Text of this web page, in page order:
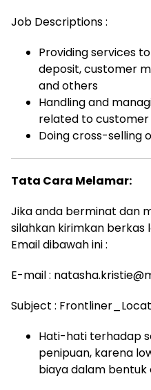
Job Descriptions :
Providing services
deposit, customer
and others
Handling and
related to customer
Doing cross-selling
Tata Cara Melamar:
Jika anda berminat dan
silahkan kirimkan
Email dibawah ini :
E-mail :
Subject :
Hati-hati terhadap
penipuan, karena
biaya dalam bentuk